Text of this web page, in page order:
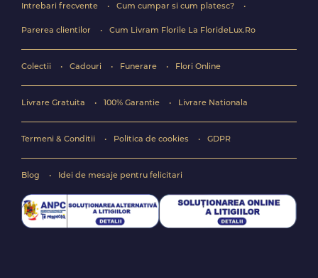
Intrebari frecvente Cum cumpar si cum platesc?
Parerea clientilor Cum Livram Florile La FlorideLux.Ro
Colectii Cadouri Funerare Flori Online
Livrare Gratuita 100% Garantie Livrare Nationala
Termeni & Conditii Politica de cookies GDPR
Blog Idei de mesaje pentru felicitari